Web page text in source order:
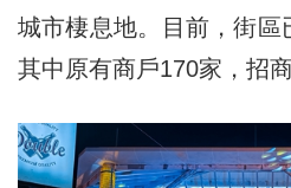
城市棲息地。目前，街區
其中原有商戶170家，招